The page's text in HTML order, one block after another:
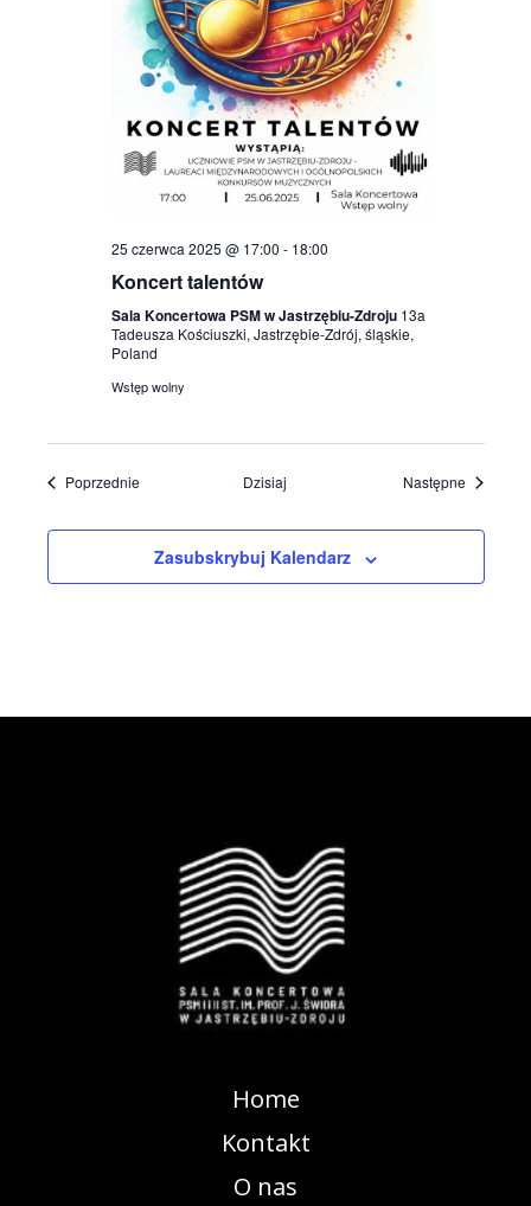
25 czerwca 2025 @ 17:00 - 18:00
Koncert talentów
Sala Koncertowa PSM w Jastrzębiu-Zdroju 13a
Tadeusza Kościuszki, Jastrzębie-Zdrój, śląskie,
Poland
Wstęp wolny
PoprzednieWydarzenia Dzisiaj Następne
Zasubskrybuj Kalendarz
Home
Kontakt
O nas